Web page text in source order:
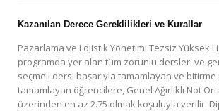
Kazanılan Derece Gereklilikleri ve Kurallar
Pazarlama ve Lojistik Yönetimi Tezsiz Yüksek
programda yer alan tüm zorunlu dersleri ve
seçmeli dersi başarıyla tamamlayan ve
tamamlayan öğrencilere, Genel Ağırlıklı Not
üzerinden en az 2.75 olmak koşuluyla verilir.